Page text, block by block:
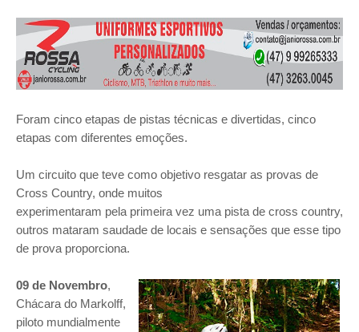
Foram cinco etapas de pistas técnicas e divertidas, cinco
etapas com diferentes emoções.
Um circuito que teve como objetivo resgatar as provas de
Cross Country, onde muitos
experimentaram pela primeira vez uma pista de cross country,
outros mataram saudade de locais e sensações que esse tipo
de prova proporciona.
09 de Novembro,
Chácara do Markolff,
piloto mundialmente